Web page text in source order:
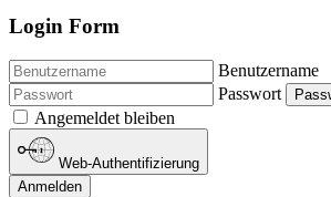
Login Form
Benutzername
Passwort
Angemeldet bleiben
Web-Authentifizierung
Anmelden